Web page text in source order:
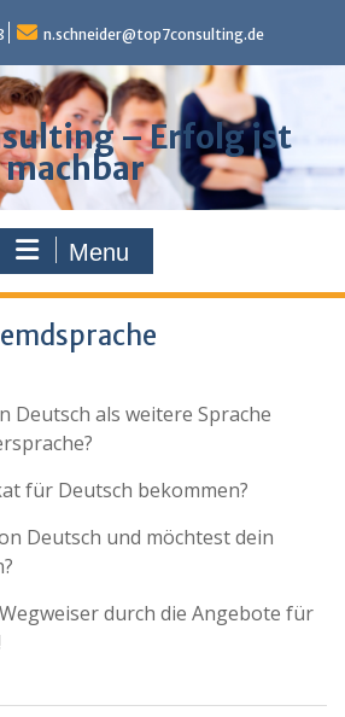
n.schneider@top7consulting.de
– Erfolg ist
machbar
Menu
Deutsch als weitere Sprache
für Deutsch bekommen?
Deutsch und möchtest dein
durch die Angebote für